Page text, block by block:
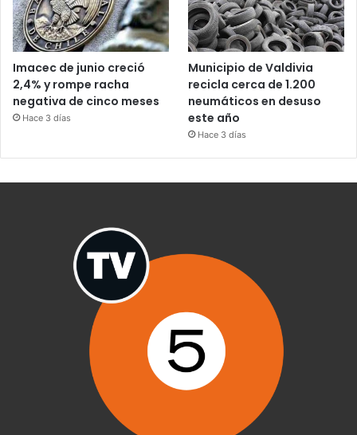
Imacec de junio creció
2,4% y rompe racha
negativa de cinco meses
Hace 3 días
Municipio de Valdivia
recicla cerca de 1.200
neumáticos en desuso
este año
Hace 3 días